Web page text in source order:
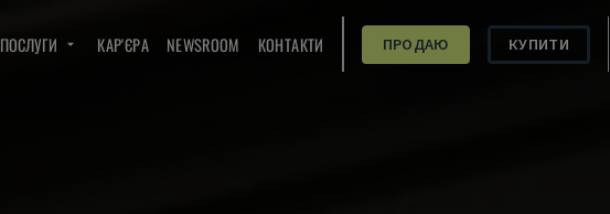
ПОСЛУГИ КАР'ЄРА NEWSROOM КОНТАКТИ ПРОДАЮ КУПИТИ